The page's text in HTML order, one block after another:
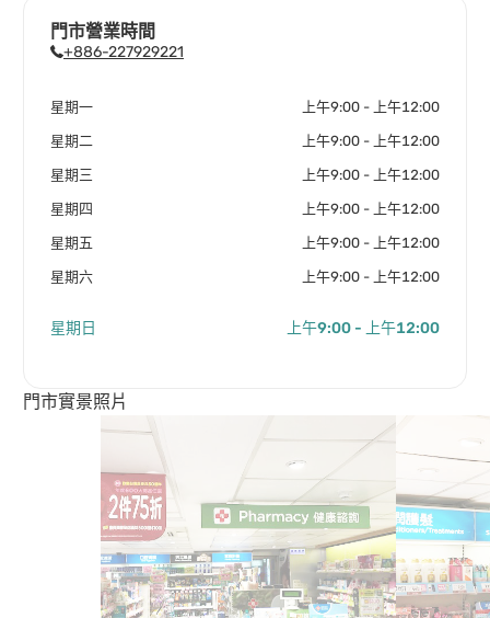
門市營業時間
+886-227929221
星期一 上午9:00 - 上午12:00
星期二 上午9:00 - 上午12:00
星期三 上午9:00 - 上午12:00
星期四 上午9:00 - 上午12:00
星期五 上午9:00 - 上午12:00
星期六 上午9:00 - 上午12:00
星期日 上午9:00 - 上午12:00
門市實景照片